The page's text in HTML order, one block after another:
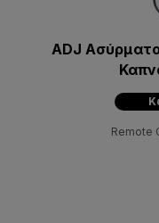
ADJ Ασύρματο
Remote